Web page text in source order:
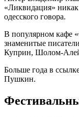
«Ликвидация» никак
одесского говора.
В популярном кафе
знаменитые
Куприн, Шолом-
Больше года в
Пушкин.